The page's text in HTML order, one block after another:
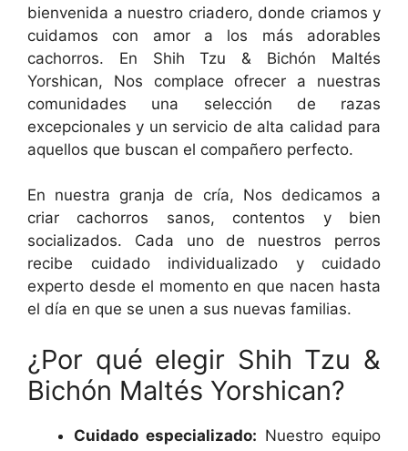
bienvenida a nuestro criadero, donde criamos y
cuidamos con amor a los más adorables
cachorros. En Shih Tzu & Bichón Maltés
Yorshican, Nos complace ofrecer a nuestras
comunidades una selección de razas
excepcionales y un servicio de alta calidad para
aquellos que buscan el compañero perfecto.
En nuestra granja de cría, Nos dedicamos a
criar cachorros sanos, contentos y bien
socializados. Cada uno de nuestros perros
recibe cuidado individualizado y cuidado
experto desde el momento en que nacen hasta
el día en que se unen a sus nuevas familias.
¿Por qué elegir Shih Tzu &
Bichón Maltés Yorshican?
Cuidado especializado: Nuestro equipo